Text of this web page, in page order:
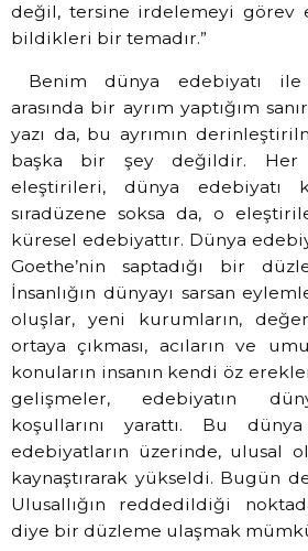
değil, tersine irdelemeyi görev
bildikleri bir temadır.”
Benim dünya edebiyatı
arasında bir ayrım yaptığım
yazı da, bu ayrımın
başka bir şey değildir. Her
eleştirileri, dünya edebiyatı
sıradüzene soksa da, o
küresel edebiyattır. Dünya
Goethe’nin saptadığı bir
İnsanlığın dünyayı sarsan
oluşlar, yeni kurumların,
ortaya çıkması, acıların ve
konuların insanın kendi öz
gelişmeler, edebiyatın
koşullarını yarattı. Bu
edebiyatların üzerinde, ulusal
kaynaştırarak yükseldi. Bugün
Ulusallığın reddedildiği
diye bir düzleme ulaşmak